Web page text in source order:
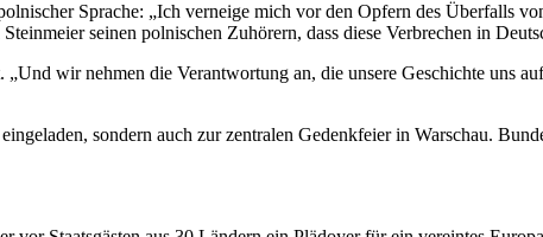
Sprache: „Ich verneige mich vor den Opfern des Überfalls
seinen polnischen Zuhörern, dass diese Verbrechen in
wir nehmen die Verantwortung an, die unsere Geschichte uns
sondern auch zur zentralen Gedenkfeier in Warschau.